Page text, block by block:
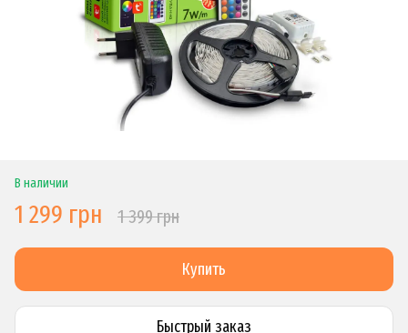
В наличии
1 299 грн 1 399 грн
Купить
Быстрый заказ